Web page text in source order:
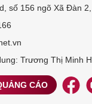
số 156 ngõ Xã Đàn
Trương Thị Minh
CÁO